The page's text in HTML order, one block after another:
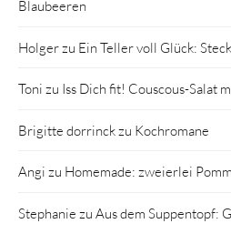
Blaubeeren
Holgerzu Ein Teller voll Glück:
Toni zu Iss Dich fit! Couscous-Salat
Brigitte dorrinckzu Kochromane
Angi zu Homemade: zweierlei
Stephanie zu Aus dem Suppentopf: